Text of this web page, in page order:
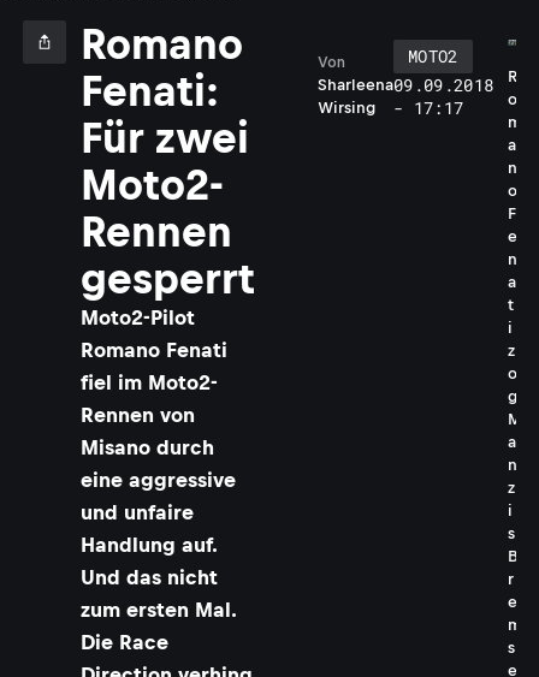
Romano
Fenati:
Für zwei
Moto2-
Rennen
gesperrt
Moto2-Pilot
Romano Fenati
fiel im Moto2-
Rennen von
Misano durch
eine aggressive
und unfaire
Handlung auf.
Und das nicht
zum ersten Mal.
Die Race
Sharleena
Wirsing
Von
MOTO2
09.09.2018
- 17:17
R
o
m
a
n
o
F
e
n
a
t
i
z
o
g
M
a
n
z
i
s
B
r
e
m
s
e